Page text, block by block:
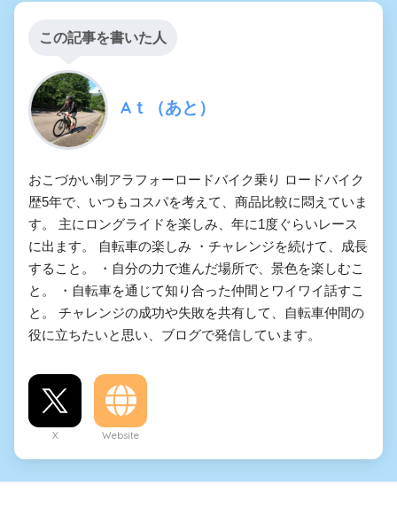
この記事を書いた人
Aｔ（あと）
おこづかい制アラフォーロードバイク乗り ロードバイク
歴5年で、いつもコスパを考えて、商品比較に悶えていま
す。 主にロングライドを楽しみ、年に1度ぐらいレース
に出ます。 自転車の楽しみ ・チャレンジを続けて、成長
すること。 ・自分の力で進んだ場所で、景色を楽しむこ
と。 ・自転車を通じて知り合った仲間とワイワイ話すこ
と。 チャレンジの成功や失敗を共有して、自転車仲間の
役に立ちたいと思い、ブログで発信しています。
X Website